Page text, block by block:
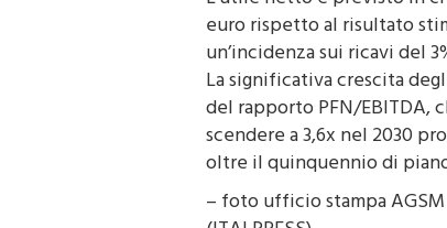
L’utile netto è previsto in
euro rispetto al risultato
un’incidenza sui ricavi del
La significativa crescita
del rapporto PFN/EBITDA,
scendere a 3,6x nel 2030
oltre il quinquennio di
– foto ufficio stampa